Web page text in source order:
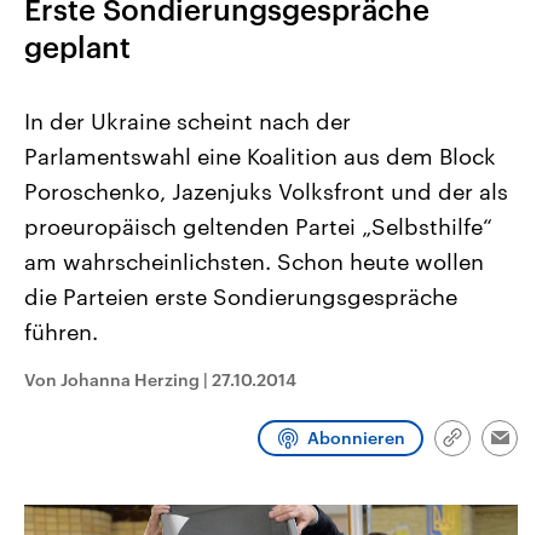
Landtagswahl Sachsen-Anhalt
2026
Alle Informationen
Sachsen-Anhalt wählt am 6.
September 2026 einen neuen
Landtag. Seit 2021 wird das
Bundesland von einer Koalition aus
Umfragen, Prognosen,
und Hintergründe zu den Parteien
und Kandidaten der anstehenden
USA
Aktuelle Beiträge,
Hintergründe
Wirtschaftlich und
gehören die Vereinigten
den mächtigsten Ländern
mit großem Einfluss auf
aktuelle Weltgeschehen.
Sendungen Programm
Erste Sondierungsgespräche
geplant
In der Ukraine scheint nach der
Parlamentswahl eine Koalition aus dem Block
Poroschenko, Jazenjuks Volksfront und der als
proeuropäisch geltenden Partei „Selbsthilfe“
am wahrscheinlichsten. Schon heute wollen
die Parteien erste Sondierungsgespräche
führen.
Von Johanna Herzing | 27.10.2014
Abonnieren
Link